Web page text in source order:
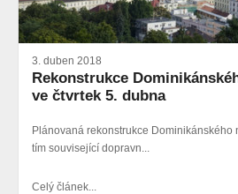
3. duben 2018
Rekonstrukce
ve čtvrtek 5. dubna
Plánovaná rekonstrukce Dominikánského
tím související dopravn...
Celý článek...